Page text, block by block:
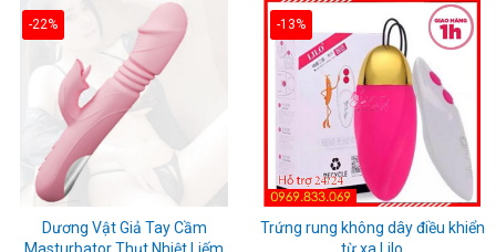
-22%
Dương Vật Giả Tay Cầm
Masturbator Thụt Nhiệt Liếm
-13%
Trứng rung không dây điều khiển
từ xa Lilo